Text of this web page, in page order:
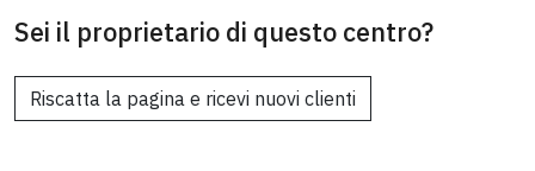
Sei il proprietario di questo centro?
Riscatta la pagina e ricevi nuovi clienti